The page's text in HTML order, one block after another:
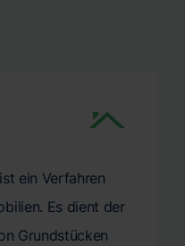
ein Verfahren
Es dient der
Grundstücken